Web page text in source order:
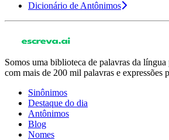
Dicionário de Antônimos
Somos uma biblioteca de palavras da
com mais de 200 mil palavras e expressões
Sinônimos
Destaque do dia
Antônimos
Blog
Nomes